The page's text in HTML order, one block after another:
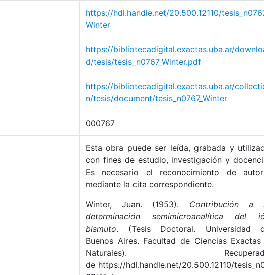
https://hdl.handle.net/20.500.12110/
Winter
https://bibliotecadigital.exactas.uba.ar/
d/tesis/tesis_n0767_Winter.pdf
https://bibliotecadigital.exactas.uba.ar/
n/tesis/document/tesis_n0767_Winter
000767
Esta obra puede ser leída, grabada y
con fines de estudio, investigación y
Es necesario el reconocimiento de
mediante la cita correspondiente.
Winter, Juan. (1953). Contribución a
determinación semimicroanalítica del
bismuto. (Tesis Doctoral. Universidad
Buenos Aires. Facultad de Ciencias
Naturales).
de https://hdl.handle.net/20.500.12110/